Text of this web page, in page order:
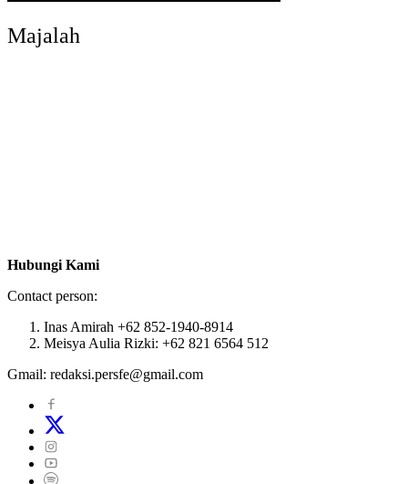
Majalah
Hubungi Kami
Contact person:
Inas Amirah +62 852-1940-8914
Meisya Aulia Rizki: +62 821 6564 512
Gmail: redaksi.persfe@gmail.com